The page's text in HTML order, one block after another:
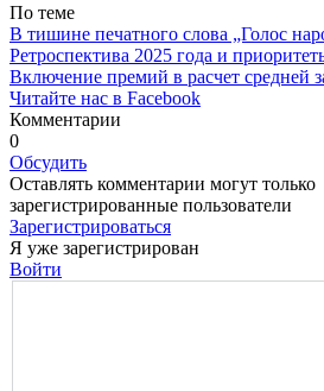
По теме
В тишине печатного слова „Голос
Ретроспектива 2025 года и
Включение премий в расчет средней
Читайте нас в Facebook
Комментарии
0
Обсудить
Оставлять комментарии могут только
зарегистрированные пользователи
Зарегистрироваться
Я уже зарегистрирован
Войти